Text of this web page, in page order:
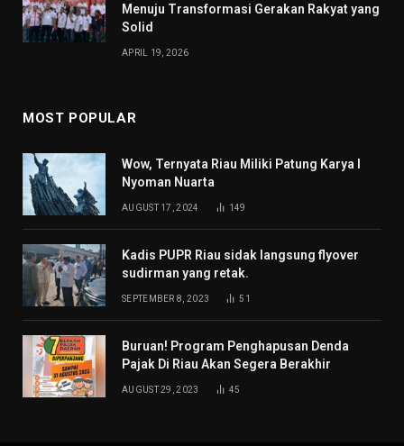
Menuju Transformasi Gerakan Rakyat yang
Solid
APRIL 19, 2026
MOST POPULAR
Wow, Ternyata Riau Miliki Patung Karya I
Nyoman Nuarta
AUGUST 17, 2024 149
Kadis PUPR Riau sidak langsung flyover
sudirman yang retak.
SEPTEMBER 8, 2023 51
Buruan! Program Penghapusan Denda
Pajak Di Riau Akan Segera Berakhir
AUGUST 29, 2023 45